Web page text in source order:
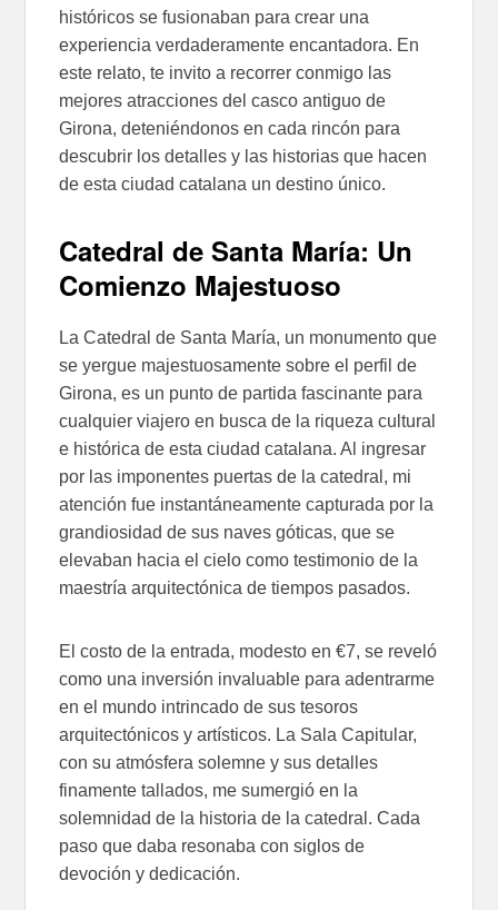
históricos se fusionaban para crear una
experiencia verdaderamente encantadora. En
este relato, te invito a recorrer conmigo las
mejores atracciones del casco antiguo de
Girona, deteniéndonos en cada rincón para
descubrir los detalles y las historias que hacen
de esta ciudad catalana un destino único.
Catedral de Santa María: Un
Comienzo Majestuoso
La Catedral de Santa María, un monumento que
se yergue majestuosamente sobre el perfil de
Girona, es un punto de partida fascinante para
cualquier viajero en busca de la riqueza cultural
e histórica de esta ciudad catalana. Al ingresar
por las imponentes puertas de la catedral, mi
atención fue instantáneamente capturada por la
grandiosidad de sus naves góticas, que se
elevaban hacia el cielo como testimonio de la
maestría arquitectónica de tiempos pasados.
El costo de la entrada, modesto en €7, se reveló
como una inversión invaluable para adentrarme
en el mundo intrincado de sus tesoros
arquitectónicos y artísticos. La Sala Capitular,
con su atmósfera solemne y sus detalles
finamente tallados, me sumergió en la
solemnidad de la historia de la catedral. Cada
paso que daba resonaba con siglos de
devoción y dedicación.